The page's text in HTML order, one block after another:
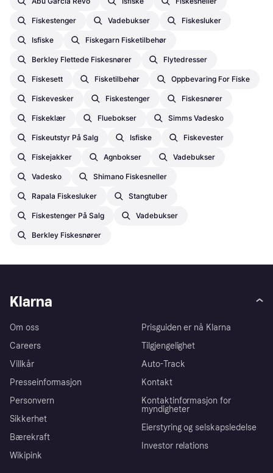
Fiskestenger Vadebukser Fiskesluker
Isfiske Fiskegarn Fisketilbehør
Berkley Flettede Fiskesnører Flytedresser
Fiskesett Fisketilbehør Oppbevaring For Fiske
Fiskevesker Fiskestenger Fiskesnører
Fiskeklær Fluebokser Simms Vadesko
Fiskeutstyr På Salg Isfiske Fiskevester
Fiskejakker Agnbokser Vadebukser
Vadesko Shimano Fiskesneller
Rapala Fiskesluker Stangtuber
Fiskestenger På Salg Vadebukser
Berkley Fiskesnører
Klarna
Om oss
Careers
Villkår
Presseinformasjon
Personvern
Sikkerhet
Bærekraft
Wikipink
Prisguiden er nå Klarna
Tilgjengelighet
Auto-Track
Kontakt
Kontaktinformasjon for
myndigheter
Eierstyring og selskapsledelse
Investor relations